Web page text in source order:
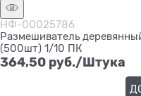
НФ-00025786
Размешиватель
(500шт) 1/10 ПК
364,50 руб./Штука